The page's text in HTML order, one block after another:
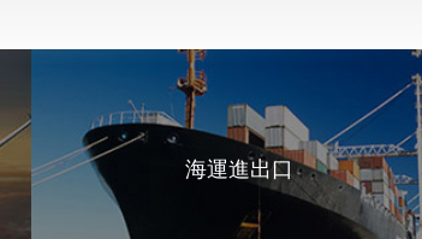
海運進出口